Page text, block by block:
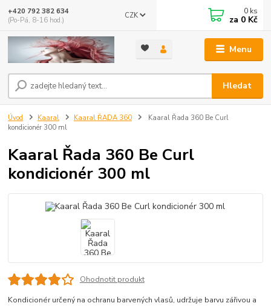
Menu
CZK
Hledat
+420 792 382 634
(Po-Pá, 8-16 hod.)
0 ks
za 0 Kč
Úvod Kaaral Kaaral ŘADA 360
Kaaral Řada 360 Be Curl
kondicionér 300 ml
Kaaral Řada 360 Be Curl
kondicionér 300 ml
Ohodnotit produkt
Kondicionér určený na ochranu barvených vlasů, udržuje barvu zářivou a